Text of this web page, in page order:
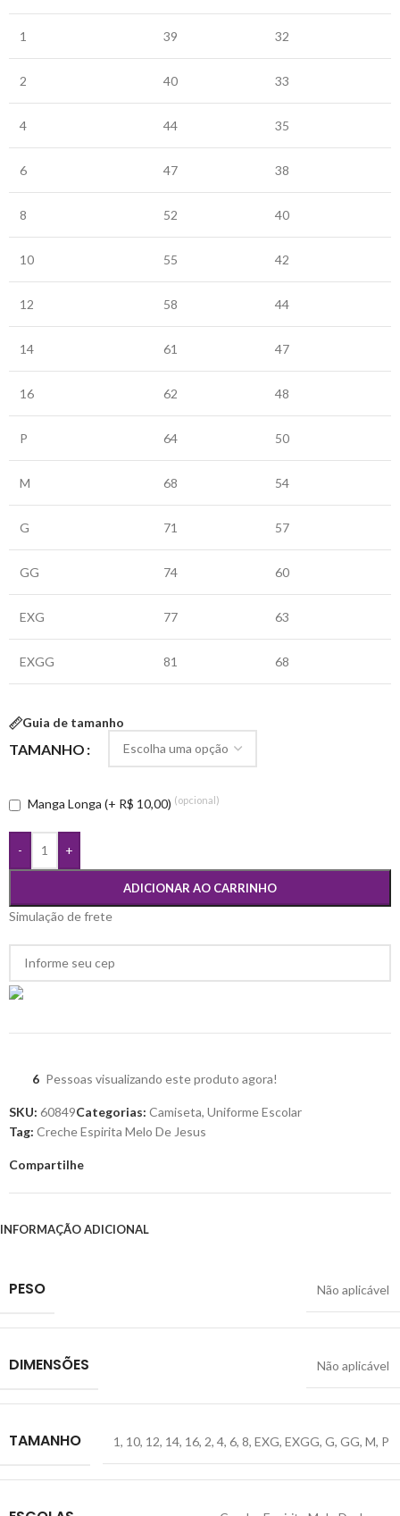
1 39 32
2 40 33
4 44 35
6 47 38
8 52 40
10 55 42
12 58 44
14 61 47
16 62 48
P 64 50
M 68 54
G 71 57
GG 74 60
EXG 77 63
EXGG 81 68
Guia de tamanho
TAMANHO
Manga Longa (+ R$ 10,00) (opcional)
- +
ADICIONAR AO CARRINHO
Simulação de frete
6 Pessoas visualizando este produto agora!
SKU: 60849Categorias: Camiseta, Uniforme Escolar
Tag: Creche Espirita Melo De Jesus
Compartilhe
INFORMAÇÃO ADICIONAL
PESO Não aplicável
DIMENSÕES Não aplicável
TAMANHO 1, 10, 12, 14, 16, 2, 4, 6, 8, EXG, EXGG, G, GG, M, P